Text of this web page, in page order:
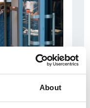
About
una crescita